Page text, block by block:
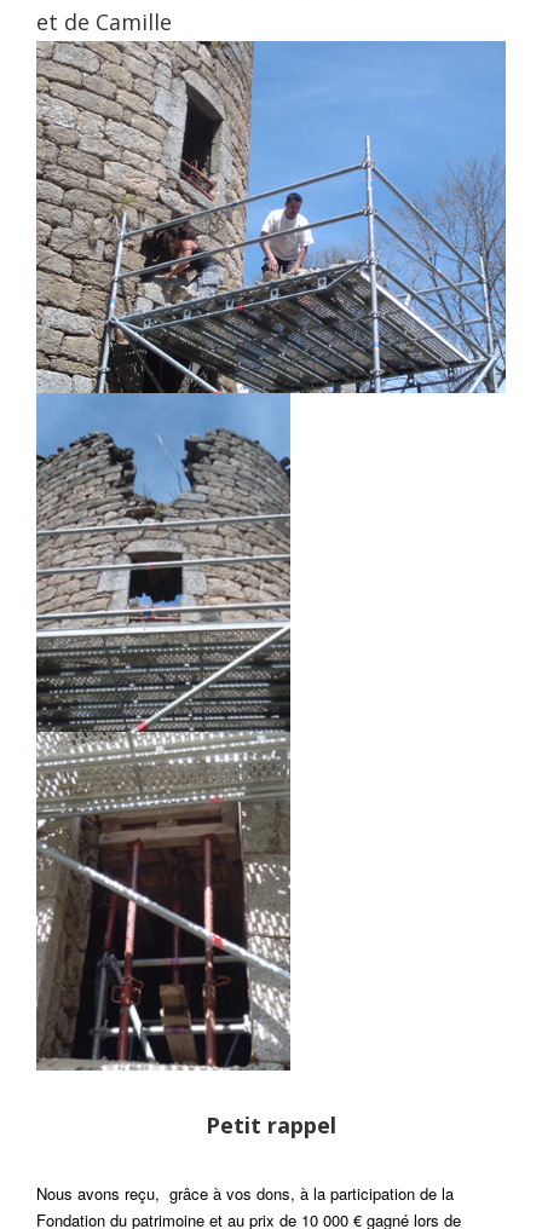
et de Camille
Petit rappel
Nous avons reçu, grâce à vos dons, à la participation de la
Fondation du patrimoine et au prix de 10 000 € gagné lors de